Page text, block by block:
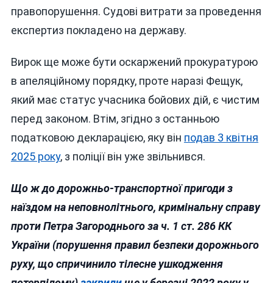
правопорушення. Судові витрати за проведення
експертиз покладено на державу.
Вирок ще може бути оскаржений прокуратурою
в апеляційному порядку, проте наразі Фещук,
який має статус учасника бойових дій, є чистим
перед законом. Втім, згідно з останньою
податковою декларацією, яку він подав 3 квітня
2025 року, з поліції він уже звільнився.
Що ж до дорожньо-транспортної пригоди з
наїздом на неповнолітнього, кримінальну справу
проти Петра Загороднього за ч. 1 ст. 286 КК
України (порушення правил безпеки дорожнього
руху, що спричинило тілесне ушкодження